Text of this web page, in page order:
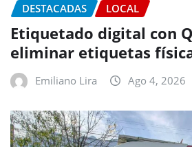
DESTACADAS LOCAL
Etiquetado digital con
eliminar etiquetas
Emiliano Lira Ago 4, 2026